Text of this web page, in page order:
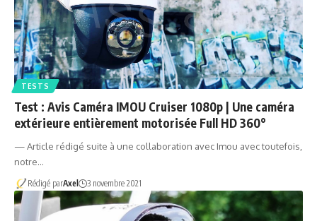
TESTS
Test : Avis Caméra IMOU Cruiser 1080p | Une caméra
extérieure entièrement motorisée Full HD 360°
— Article rédigé suite à une collaboration avec Imou avec toutefois,
notre…
Rédigé parAxel 3 novembre 2021